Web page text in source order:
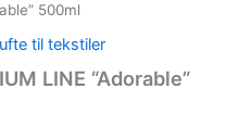
500ml
til tekstiler
LINE “Adorable”